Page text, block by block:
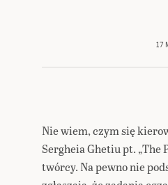
17
Nie wiem, czym się
Sergheia Ghetiu pt. „The
twórcy. Na pewno nie